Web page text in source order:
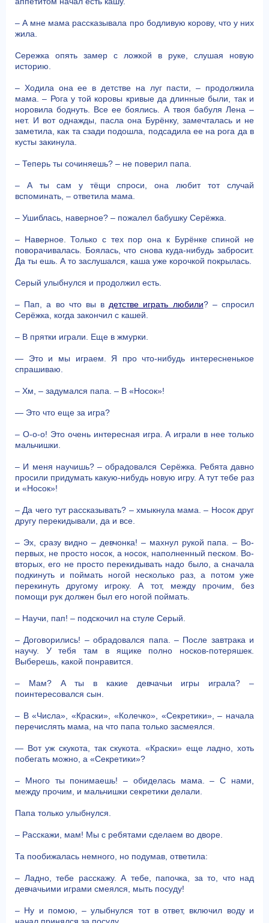
– А мне мама рассказывала про бодливую корову, что у них
жила.
Сережка опять замер с ложкой в руке, слушая новую
историю.
– Ходила она ее в детстве на луг пасти, – продолжила
мама. – Рога у той коровы кривые да длинные были, так и
норовила боднуть. Все ее боялись. А твоя бабуля Лена –
нет. И вот однажды, пасла она Бурёнку, замечталась и не
заметила, как та сзади подошла, подсадила ее на рога да в
кусты закинула.
– Теперь ты сочиняешь? – не поверил папа.
– А ты сам у тёщи спроси, она любит тот случай
вспоминать, – ответила мама.
– Ушиблась, наверное? – пожалел бабушку Серёжка.
– Наверное. Только с тех пор она к Бурёнке спиной не
поворачивалась. Боялась, что снова куда-нибудь забросит.
Да ты ешь. А то заслушался, каша уже корочкой покрылась.
Серый улыбнулся и продолжил есть.
– Пап, а во что вы в детстве играть любили? – спросил
Серёжка, когда закончил с кашей.
– В прятки играли. Еще в жмурки.
— Это и мы играем. Я про что-нибудь интересненькое
спрашиваю.
– Хм, – задумался папа. – В «Носок»!
— Это что еще за игра?
– О-о-о! Это очень интересная игра. А играли в нее только
мальчишки.
– И меня научишь? – обрадовался Серёжка. Ребята давно
просили придумать какую-нибудь новую игру. А тут тебе раз
и «Носок»!
– Да чего тут рассказывать? – хмыкнула мама. – Носок друг
другу перекидывали, да и все.
– Эх, сразу видно – девчонка! – махнул рукой папа. – Во-
первых, не просто носок, а носок, наполненный песком. Во-
вторых, его не просто перекидывать надо было, а сначала
подкинуть и поймать ногой несколько раз, а потом уже
перекинуть другому игроку. А тот, между прочим, без
помощи рук должен был его ногой поймать.
– Научи, пап! – подскочил на стуле Серый.
– Договорились! – обрадовался папа. – После завтрака и
научу. У тебя там в ящике полно носков-потеряшек.
Выберешь, какой понравится.
– Мам? А ты в какие девчачьи игры играла? –
поинтересовался сын.
– В «Числа», «Краски», «Колечко», «Секретики», – начала
перечислять мама, на что папа только засмеялся.
— Вот уж скукота, так скукота. «Краски» еще ладно, хоть
побегать можно, а «Секретики»?
– Много ты понимаешь! – обиделась мама. – С нами,
между прочим, и мальчишки секретики делали.
Папа только улыбнулся.
– Расскажи, мам! Мы с ребятами сделаем во дворе.
Та пообижалась немного, но подумав, ответила:
– Ладно, тебе расскажу. А тебе, папочка, за то, что над
девчачьими играми смеялся, мыть посуду!
– Ну и помою, – улыбнулся тот в ответ, включил воду и
начал принялся за посуду.